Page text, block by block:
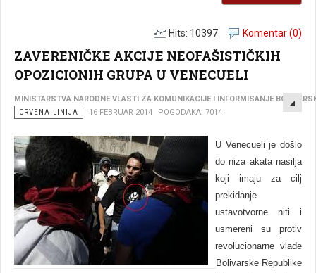
Komentar (0)
Hits: 10397
ZAVERENIČKE AKCIJE NEOFAŠISTIČKIH
OPOZICIONIH GRUPA U VENECUELI
MINISTARSTVA NARODNE VLASTI ZA KOMUNIKACIJE I INFORMISANJE
CRVENA LINIJA
16 FEBRUAR 2014 POGODAKA: 7014
U Venecueli je došlo
do niza akata nasilja
koji imaju za cilj
prekidanje
ustavotvorne niti i
usmereni su protiv
revolucionarne vlade
Bolivarske Republike